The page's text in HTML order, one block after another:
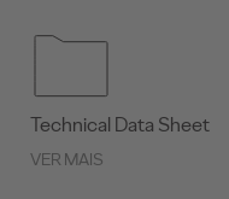
Technical Data Sheet
VER MAIS